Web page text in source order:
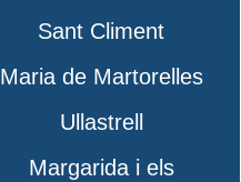
Sant Climent
Maria de Martorelles
Ullastrell
Margarida i els